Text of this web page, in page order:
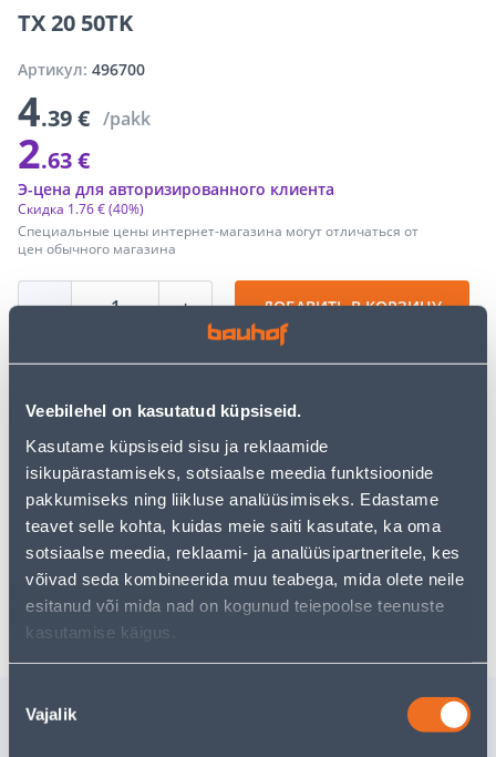
Veebilehel on kasutatud küpsiseid.
Kasutame küpsiseid sisu ja reklaamide
isikupärastamiseks, sotsiaalse meedia funktsioonide
pakkumiseks ning liikluse analüüsimiseks. Edastame
teavet selle kohta, kuidas meie saiti kasutate, ka oma
sotsiaalse meedia, reklaami- ja analüüsipartneritele, kes
võivad seda kombineerida muu teabega, mida olete neile
esitanud või mida nad on kogunud teiepoolse teenuste
kasutamise käigus.
valik
Vajalik
TX 20 50TK
Артикул: 496700
4.39 € /pakk
2.63 €
Специальные цены интернет-магазина могут отличаться от
цен обычного магазина
Скидка 1.76 €(40%)
Э-цена для авторизированного клиента
− + ДОБАВИТЬ В КОРЗИНУ
Предполагаемая доставка 3,69 € от 2-5 tööpäeva
Посылочный автомат от 2,29 € с 2-5 tööpäeva
Забрать в магазине, с 09.08.2026
Похожие продукты